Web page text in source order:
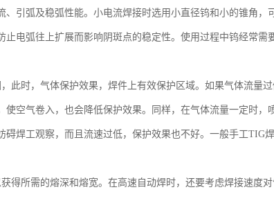
引弧及稳弧性能。小电流焊接时选用小直径钨和小的锥角，
电弧往上扩展而影响阴斑点的稳定性。使用过程中钨经常需
此时，气体保护效果，焊件上有效保护区域。如果气体流量
空气卷入，也会降低保护效果。同样，在气体流量一定时，
焊工观察，而且流速过低，保护效果也不好。一般手工TIG
得所需的熔深和熔宽。在高速自动焊时，还要考虑焊接速度